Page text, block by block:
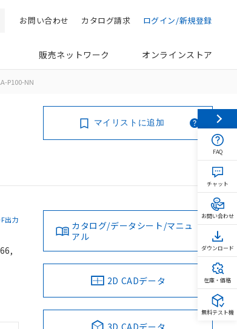
検索 ログイン/新規登録
カタログ請求
お問い合わせ
販売ネットワーク オンラインストア
P100-NN
マイリストに追加
出力
カタログ/データシート/マニュ
アル
2D CADデータ
3D CADデータ
FAQ
チャット
お問い合わせ
ダウンロード
在庫・価格
無料テスト機